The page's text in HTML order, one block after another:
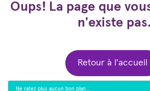
Oups! La page que
n'existe pas.
Retour à l'accueil
Ne ratez plus aucun bon plan…